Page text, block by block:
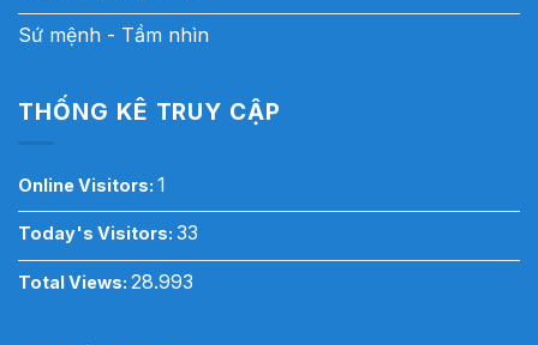
Sứ mệnh - Tầm nhìn
THỐNG KÊ TRUY CẬP
Online Visitors: 1
Today's Visitors: 33
Total Views: 28.993